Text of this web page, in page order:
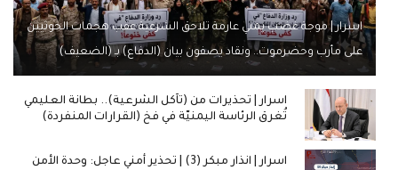
اسرار | موجة غضب يمني عارمة تلاحق الشرعية عقب هجمات الحوثيين
على مأرب وحضرموت.. ونقاد يصفون بيان (الدفاع) بـ (الضعيف)
اسرار | تحذيرات من (تآكل الشرعية).. بطانة العليمي
تُغرق الرئاسة اليمنيّة في فخ (القرارات المنفردة)
اسرار | انذار مبكر (3) | تحذير أمني عاجل: وحدة الأمن